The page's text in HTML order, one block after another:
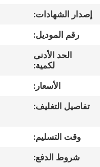
معلومات
جولة
المعمل
رقابة
جودة
إصدار الشهادات:
رقم الموديل:
الحد الأدنى
لكمية:
الأسعار:
تفاصيل التغليف:
وقت التسليم:
شروط الدفع: